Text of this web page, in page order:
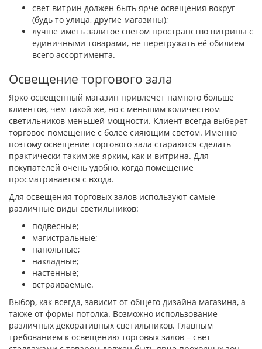
свет витрин должен быть ярче освещения вокруг
(будь то улица, другие магазины);
лучше иметь залитое светом пространство витрины с
единичными товарами, не перегружать её обилием
всего ассортимента.
Освещение торгового зала
Ярко освещенный магазин привлечет намного больше
клиентов, чем такой же, но с меньшим количеством
светильников меньшей мощности. Клиент всегда выберет
торговое помещение с более сияющим светом. Именно
поэтому освещение торгового зала стараются сделать
практически таким же ярким, как и витрина. Для
покупателей очень удобно, когда помещение
просматривается с входа.
Для освещения торговых залов используют самые
различные виды светильников:
подвесные;
магистральные;
напольные;
накладные;
настенные;
встраиваемые.
Выбор, как всегда, зависит от общего дизайна магазина, а
также от формы потолка. Возможно использование
различных декоративных светильников. Главным
требованием к освещению торговых залов – свет